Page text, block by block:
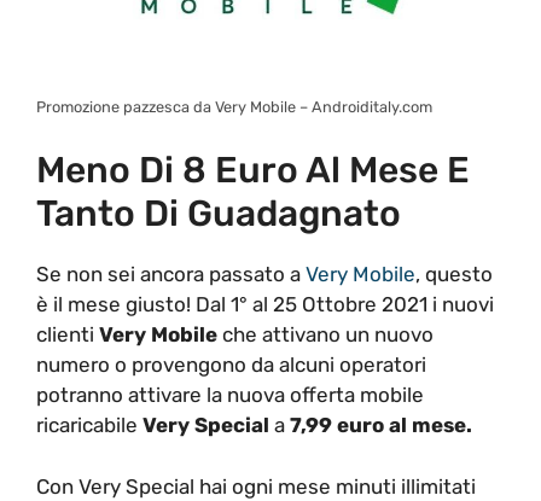
Promozione pazzesca da Very Mobile – Androiditaly.com
Meno Di 8 Euro Al Mese E
Tanto Di Guadagnato
Se non sei ancora passato a Very Mobile, questo
è il mese giusto! Dal 1° al 25 Ottobre 2021 i nuovi
clienti Very Mobile che attivano un nuovo
numero o provengono da alcuni operatori
potranno attivare la nuova offerta mobile
ricaricabile Very Special a 7,99 euro al mese.
Con Very Special hai ogni mese minuti illimitati